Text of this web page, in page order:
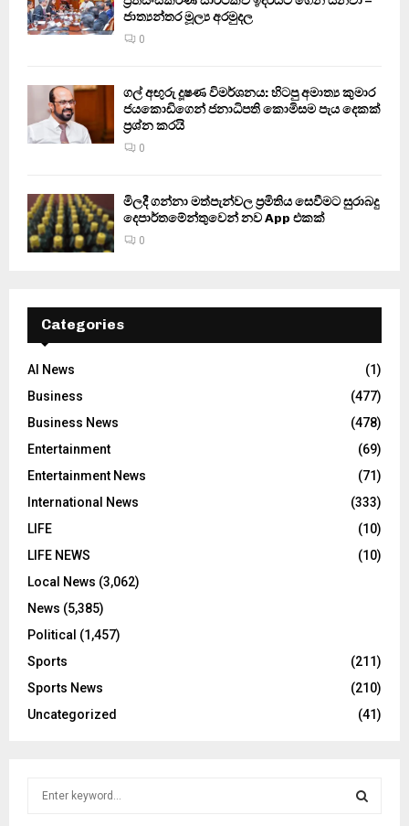
ජාත්‍යන්තර මූල්‍ය අරමුදල
0
ගල් අඟුරු දූෂණ විමර්ශනය: හිටපු අමාත්‍ය කුමාර
ජයකොඩිගෙන් ජනාධිපති කොමිසම පැය දෙකක්
ප්‍රශ්න කරයි
0
මිලදී ගන්නා මත්පැන්වල ප්‍රමිතිය සෙවීමට සුරාබදු
දෙපාර්තමේන්තුවෙන් නව App එකක්
0
Categories
AI News
(1)
Business
(477)
Business News
(478)
Entertainment
(69)
Entertainment News
(71)
International News
(333)
LIFE
(10)
LIFE NEWS
(10)
Local News (3,062)
News (5,385)
Political (1,457)
Sports
(211)
Sports News
(210)
Uncategorized
(41)